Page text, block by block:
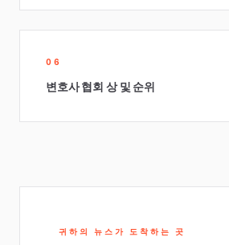
06
변호사 협회 상 및 순위
귀하의 뉴스가 도착하는 곳